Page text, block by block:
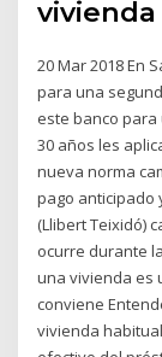
vivienda
20 Mar 2018 En
para una
este banco
30 años les
nueva norma
pago anticipado
(Llibert Teixidó)
ocurre durante
una vivienda es
conviene
vivienda